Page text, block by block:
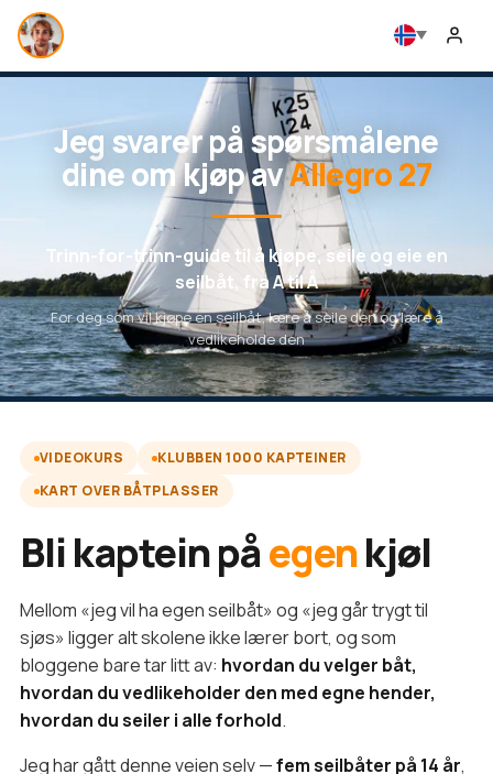
Jeg svarer på spørsmålene
dine om kjøp avAllegro 27
Trinn-for-trinn-guide til å kjøpe, seile og eie en
seilbåt, fra A til Å
For deg som vil kjøpe en seilbåt, lære å seile den og lære å
vedlikeholde den
VIDEOKURS
KLUBBEN 1000 KAPTEINER
KART OVER BÅTPLASSER
Bli kaptein påegenkjøl
Mellom «jeg vil ha egen seilbåt» og «jeg går trygt til
sjøs» ligger alt skolene ikke lærer bort, og som
bloggene bare tar litt av: hvordan du velger båt,
hvordan du vedlikeholder den med egne hender,
hvordan du seiler i alle forhold.
Jeg har gått denne veien selv —fem seilbåter på 14 år,